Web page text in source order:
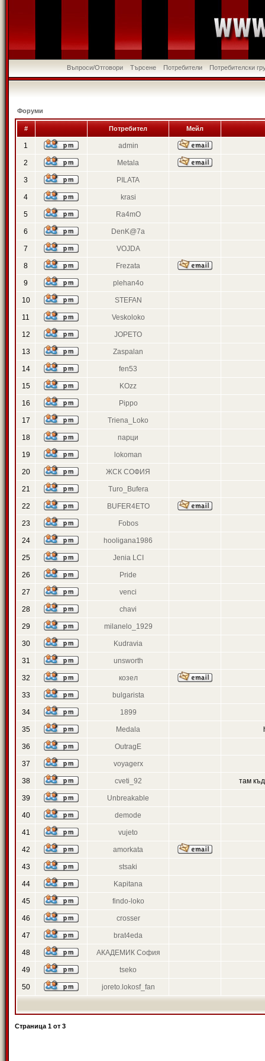
Въпроси/Отговори Търсене Потребители Потребителски
Форуми
# Потребител Мейл
1 admin
2 Metala
3 PILATA
4 krasi
5 Ra4mO
6 DenK@7a
7 VOJDA
8 Frezata
9 plehan4o
10 STEFAN
11 Veskoloko
12 JOPETO
13 Zaspalan
14 fen53
15 KOzz
16 Pippo
17 Triena_Loko
18 парци
19 lokoman
20 ЖСК СОФИЯ
21 Turo_Bufera
22 BUFER4ETO
23 Fobos
24 hooligana1986
25 Jenia LCI
26 Pride
27 venci
28 chavi
29 milanelo_1929
30 Kudravia
31 unsworth
32 козел
33 bulgarista
34 1899
35 Medala
36 OutragE
37 voyagerx
38 cveti_92 там
39 Unbreakable
40 demode
41 vujeto
42 amorkata
43 stsaki
44 Kapitana
45 findo-loko
46 crosser
47 brat4eda
48 АКАДЕМИК София
49 tseko
50 joreto.lokosf_fan
Страница 1 от 3